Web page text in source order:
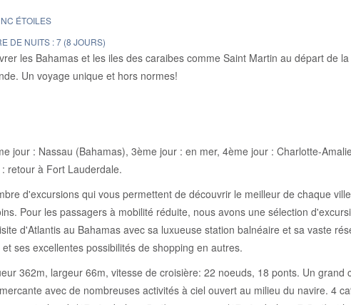
ÉTOILES
DE NUITS : 7 (8 JOURS)
les Bahamas et les iles des caraibes comme Saint Martin au départ de
Un voyage unique et hors normes!
jour : Nassau (Bahamas), 3ème jour : en mer, 4ème jour : Charlotte-
retour à Fort Lauderdale.
d'excursions qui vous permettent de découvrir le meilleur de chaque
Pour les passagers à mobilité réduite, nous avons une sélection
d'Atlantis au Bahamas avec sa luxueuse station balnéaire et sa vaste
ses excellentes possibilités de shopping en autres.
362m, largeur 66m, vitesse de croisière: 22 noeuds, 18 ponts. Un grand
avec de nombreuses activités à ciel ouvert au milieu du navire. 4